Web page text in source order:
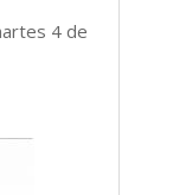
4 de